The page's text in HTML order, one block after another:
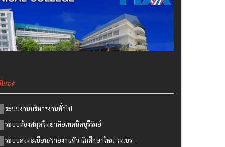
หลด
ระบบงานบริหารงานทั่วไป
ระบบห้องสมุดวิทยาลัยเทคนิคบุรีรัมย์
ระบบลงทะเบียน/รายงานตัว นักศึกษาใหม่ วท.บร.